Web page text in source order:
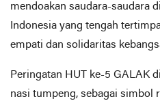
mendoakan saudara-saudara
Indonesia yang tengah
empati dan solidaritas
Peringatan HUT ke-5 GALAK
nasi tumpeng, sebagai simbol